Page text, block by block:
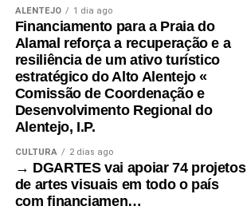
ALENTEJO 1 dia ago
Financiamento para a Praia do
Alamal reforça a recuperação e a
resiliência de um ativo turístico
estratégico do Alto Alentejo «
Comissão de Coordenação e
Desenvolvimento Regional do
Alentejo, I.P.
CULTURA 2 dias ago
→ DGARTES vai apoiar 74 projetos
de artes visuais em todo o país
com financiamen…